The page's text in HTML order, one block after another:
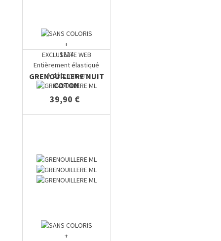
+
1224
GRENOUILLERE NUIT
COTON
39,90 €
EXCLUSIVITE WEB
Entièrement élastiqué
A déterminer
+